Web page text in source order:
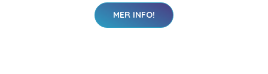
MER INFO!